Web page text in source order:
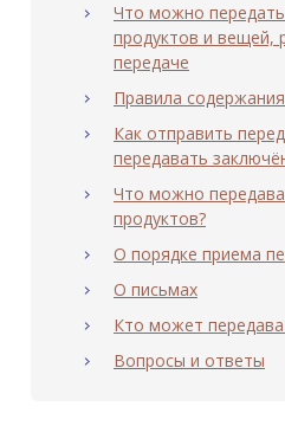
Что можно
продуктов и вещей,
передаче
Правила
Как отправить
передавать
Что можно
продуктов?
О порядке приема
О письмах
Кто может
Вопросы и ответы